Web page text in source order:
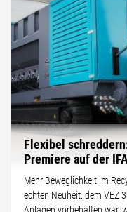
Flexibel
Premiere auf der
Mehr Beweglichkeit im
echten Neuheit: dem VEZ